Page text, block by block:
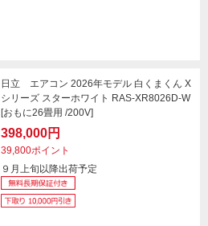
日立 エアコン 2026年モデル 白くまくん X
シリーズ スターホワイト RAS-XR8026D-W
[おもに26畳用 /200V]
398,000円
39,800ポイント
９月上旬以降出荷予定